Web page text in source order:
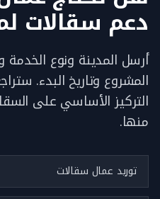
دعم سقالات
أرسل المدينة ونوع
المشروع وتاريخ البدء.
التركيز الأساسي على
منها.
توريد عمال سقالات